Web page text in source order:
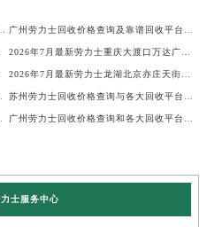
士服务中心